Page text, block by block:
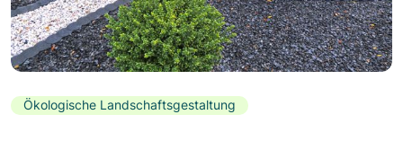
Ökologische Landschaftsgestaltung